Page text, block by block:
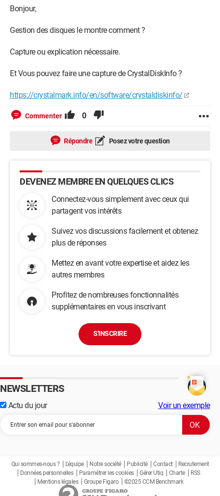
Bonjour,
Gestion des disques le montre comment ?
Capture ou explication nécessaire.
Et Vous pouvez faire une capture de CrystalDiskInfo ?
https://crystalmark.info/en/software/crystaldiskinfo/
Commenter 0
Répondre Posez votre question
DEVENEZ MEMBRE EN QUELQUES CLICS
Connectez-vous simplement avec ceux qui
partagent vos intérêts
Suivez vos discussions facilement et obtenez
plus de réponses
Mettez en avant votre expertise et aidez les
autres membres
Profitez de nombreuses fonctionnalités
supplémentaires en vous inscrivant
S'INSCRIRE
NEWSLETTERS
Actu du jour Voir un exemple
Qui sommes-nous ? L'équipe Notre société Publicité Contact
Recrutement
Données personnelles
Paramétrer les cookies Gérer Utiq Charte
RSS
Mentions légales
Groupe Figaro ©2025 CCM Benchmark